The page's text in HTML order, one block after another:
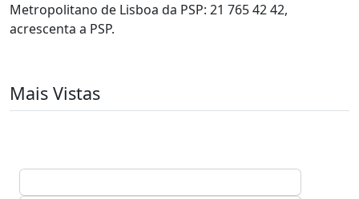
Metropolitano de Lisboa da PSP: 21 765 42 42,
acrescenta a PSP.
Mais Vistas